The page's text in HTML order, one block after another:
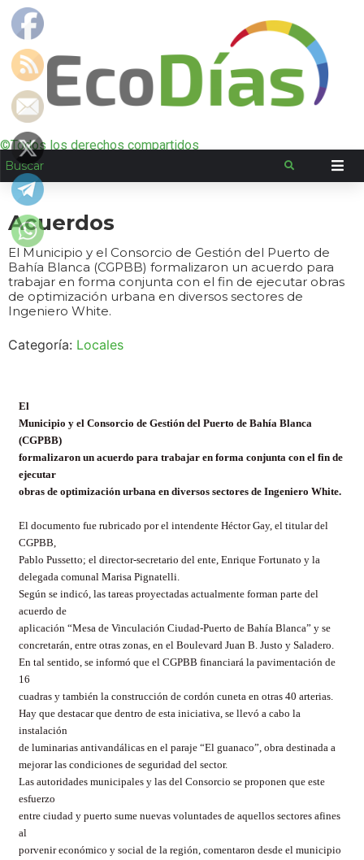
©Todos los derechos compartidos
Acuerdos
El Municipio y el Consorcio de Gestión del Puerto de
Bahía Blanca (CGPBB) formalizaron un acuerdo para
trabajar en forma conjunta con el fin de ejecutar obras
de optimización urbana en diversos sectores de
Ingeniero White.
Categoría: Locales
El
Municipio y el Consorcio de Gestión del Puerto de Bahía Blanca
(CGPBB)
formalizaron un acuerdo para trabajar en forma conjunta con el fin de
ejecutar
obras de optimización urbana en diversos sectores de Ingeniero White.
El documento fue rubricado por el intendente Héctor Gay, el titular del
CGPBB,
Pablo Pussetto; el director-secretario del ente, Enrique Fortunato y la
delegada comunal Marisa Pignatelli.
Según se indicó, las tareas proyectadas actualmente forman parte del
acuerdo de
aplicación “Mesa de Vinculación Ciudad-Puerto de Bahía Blanca” y se
concretarán, entre otras zonas, en el Boulevard Juan B. Justo y Saladero.
En tal sentido, se informó que el CGPBB financiará la pavimentación de
16
cuadras y también la construcción de cordón cuneta en otras 40 arterias.
Hay que destacar que dentro de esta iniciativa, se llevó a cabo la
instalación
de luminarias antivandálicas en el paraje “El guanaco”, obra destinada a
mejorar las condiciones de seguridad del sector.
Las autoridades municipales y las del Consorcio se proponen que este
esfuerzo
entre ciudad y puerto sume nuevas voluntades de aquellos sectores afines
al
porvenir económico y social de la región, comentaron desde el municipio